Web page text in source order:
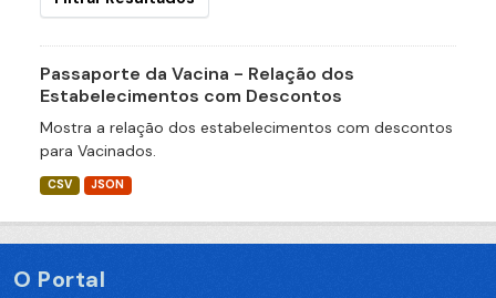
Passaporte da Vacina - Relação dos
Estabelecimentos com Descontos
Mostra a relação dos estabelecimentos com descontos
para Vacinados.
CSV JSON
O Portal